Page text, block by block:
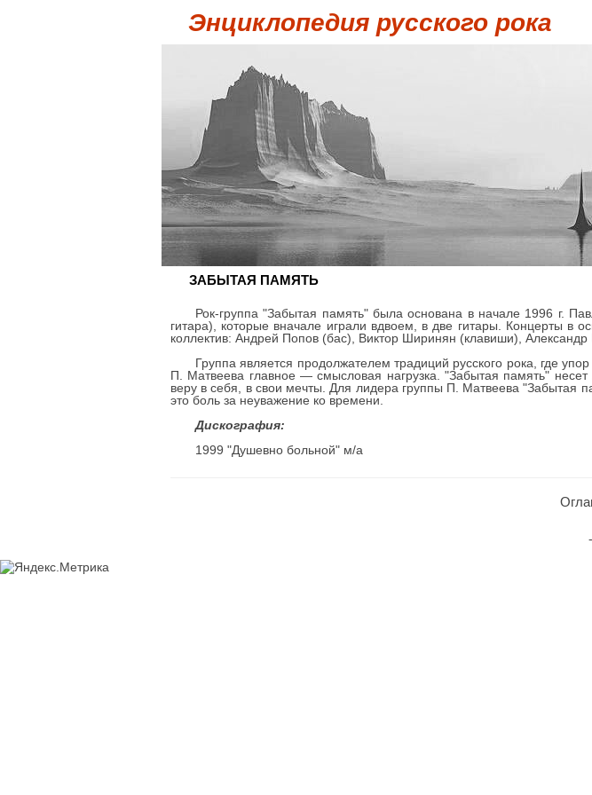
Энциклопедия русского рока
ЗАБЫТАЯ ПАМЯТЬ
Рок-группа "Забытая память" была основана в начале 1996 г.
гитара), которые вначале играли вдвоем, в две гитары. Концерты
коллектив: Андрей Попов (бас), Виктор Ширинян (клавиши),
Группа является продолжателем традиций русского рока, где
П. Матвеева главное — смысловая нагрузка. "Забытая память" несет
веру в себя, в свои мечты. Для лидера группы П. Матвеева "Забытая
это боль за неуважение ко времени.
Дискография:
1999 "Душевно больной" м/а